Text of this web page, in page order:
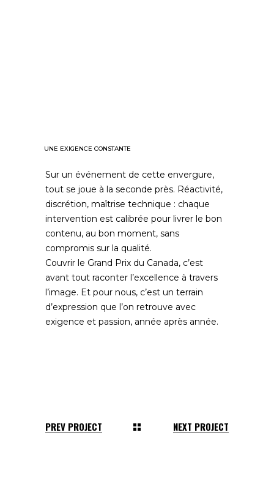
UNE EXIGENCE CONSTANTE
Sur un événement de cette envergure,
tout se joue à la seconde près. Réactivité,
discrétion, maîtrise technique : chaque
intervention est calibrée pour livrer le bon
contenu, au bon moment, sans
compromis sur la qualité.
Couvrir le Grand Prix du Canada, c’est
avant tout raconter l’excellence à travers
l’image. Et pour nous, c’est un terrain
d’expression que l’on retrouve avec
exigence et passion, année après année.
PREV PROJECT NEXT PROJECT